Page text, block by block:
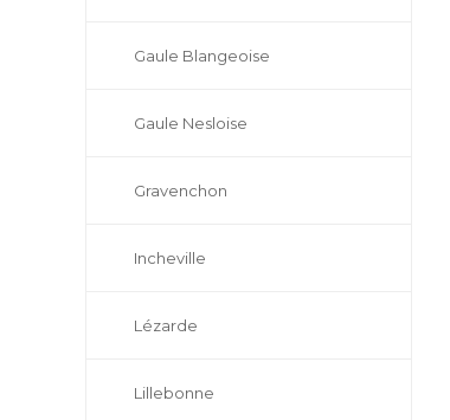
Gaule Blangeoise
Gaule Nesloise
Gravenchon
Incheville
Lézarde
Lillebonne